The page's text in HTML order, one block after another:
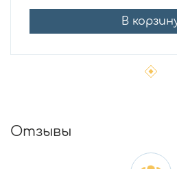
В
Отзывы